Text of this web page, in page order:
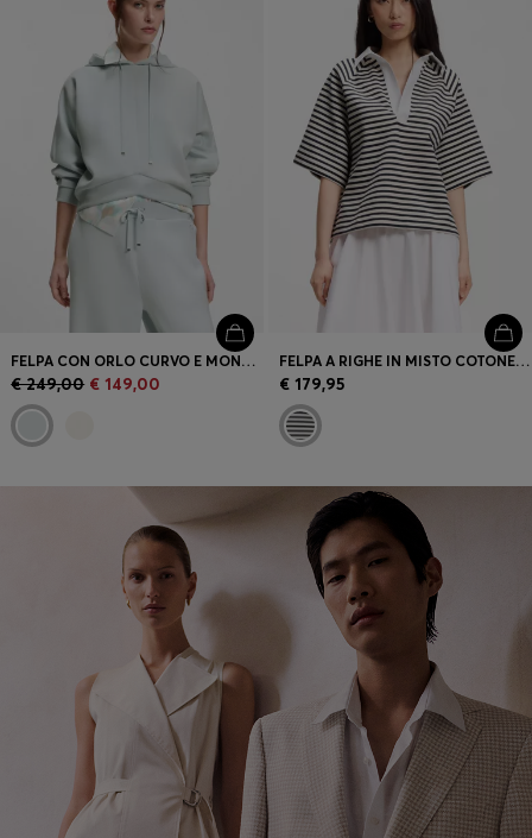
FELPA CON ORLO CURVO E MONOGRAMMA DOUBLE B
€ 249,00 € 149,00
FELPA A RIGHE IN MISTO COTONE CON COLLETTO JOHNNY
€ 179,95